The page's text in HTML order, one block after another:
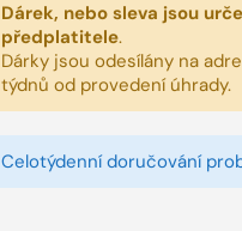
Dárek, nebo sleva jsou
předplatitele.
Dárky jsou odesílány na
týdnů od provedení úhrady.
Celotýdenní doručování